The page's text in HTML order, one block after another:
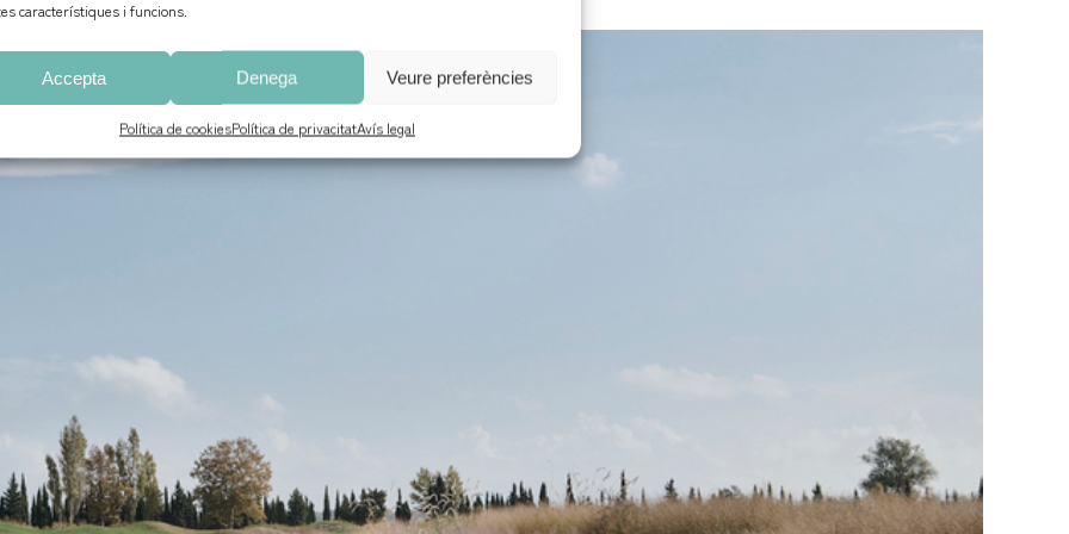
característiques i funcions.
Accepta Denega Veure preferències
Política de cookiesPolítica de privacitatAvís legal